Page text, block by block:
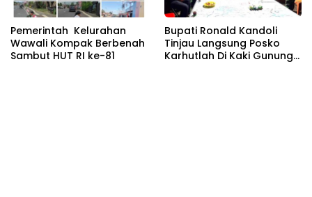
Pemerintah Kelurahan
Wawali Kompak Berbenah
Sambut HUT RI ke-81
Bupati Ronald Kandoli
Tinjau Langsung Posko
Karhutlah Di Kaki Gunung